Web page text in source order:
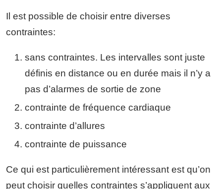
Il est possible de choisir entre diverses
contraintes:
sans contraintes. Les intervalles sont juste
définis en distance ou en durée mais il n’y a
pas d’alarmes de sortie de zone
contrainte de fréquence cardiaque
contrainte d’allures
contrainte de puissance
Ce qui est particulièrement intéressant est qu’on
peut choisir quelles contraintes s’appliquent aux